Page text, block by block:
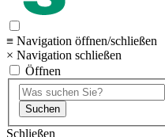
≡ Navigation öffnen/schließen
× Navigation schließen
Öffnen
Suchen
Schließen